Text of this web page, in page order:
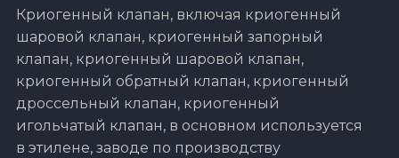
Криогенный клапан, включая криогенный
шаровой клапан, криогенный запорный
клапан, криогенный шаровой клапан,
криогенный обратный клапан, криогенный
дроссельный клапан, криогенный
игольчатый клапан, в основном используется
в этилене, заводе по производству